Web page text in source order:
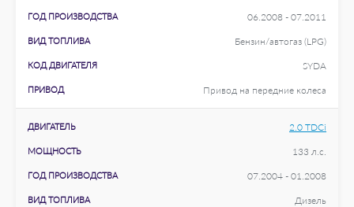
ГОД ПРОИЗВОДСТВА 06.2008 - 07.2011
ВИД ТОПЛИВА Бензин/автогаз (LPG)
КОД ДВИГАТЕЛЯ SYDA
ПРИВОД Привод на передние колеса
ДВИГАТЕЛЬ 2.0 TDCi
МОЩНОСТЬ 133 л.с.
ГОД ПРОИЗВОДСТВА 07.2004 - 01.2008
ВИД ТОПЛИВА Дизель